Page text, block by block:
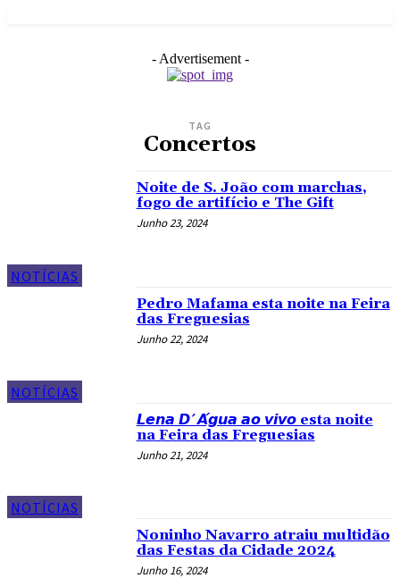
- Advertisement -
TAG
Concertos
NOTÍCIAS
Noite de S. João com marchas,
fogo de artifício e The Gift
Junho 23, 2024
NOTÍCIAS
Pedro Mafama esta noite na Feira
das Freguesias
Junho 22, 2024
NOTÍCIAS
𝙇𝙚𝙣𝙖 𝘿´𝘼́𝙜𝙪𝙖 𝙖𝙤 𝙫𝙞𝙫𝙤 esta noite
na Feira das Freguesias
Junho 21, 2024
Noninho Navarro atraiu multidão
das Festas da Cidade 2024
Junho 16, 2024